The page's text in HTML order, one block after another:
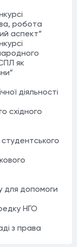
робота
аспект”
як
діяльності
східного
для допомоги
НГО
з права